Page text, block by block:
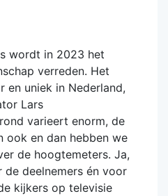
wordt in 2023 het
verreden. Het
en uniek in Nederland,
Lars
varieert enorm, de
ook en dan hebben we
de hoogtemeters. Ja,
deelnemers én voor
kijkers op televisie